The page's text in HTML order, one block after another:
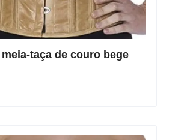
taça de couro bege